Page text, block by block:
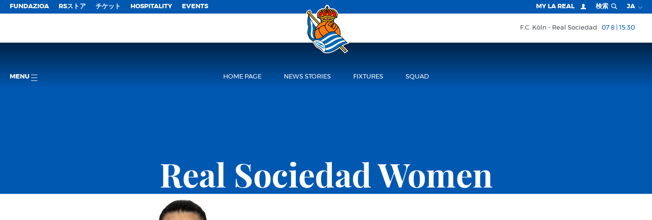
FUNDAZIOA RSストア チケット HOSPITALITY EVENTS MY LA REAL 検索 JA
F.C. Köln Real Sociedad 07 8 | 15:30
MENU HOME PAGE NEWS STORIES FIXTURES SQUAD
Real Sociedad Women